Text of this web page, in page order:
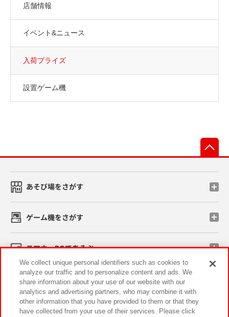
店舗情報
イベント&ニュース
入荷プライズ
設置ゲーム機
あそび場をさがす
ゲーム機をさがす
スマホ・PCであそぶ
イベント・キャンペーン
We collect unique personal identifiers such as cookies to
analyze our traffic and to personalize content and ads. We
share information about your use of our website with our
analytics and advertising partners, who may combine it with
other information that you have provided to them or that they
have collected from your use of their services. Please click